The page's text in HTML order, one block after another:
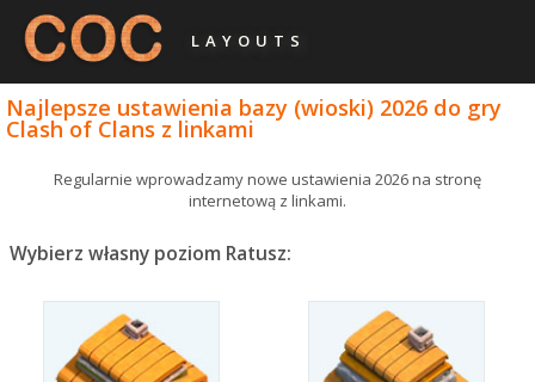
LAYOUTS
Najlepsze ustawienia bazy (wioski) 2026 do gry
Clash of Clans z linkami
Regularnie wprowadzamy nowe ustawienia 2026 na stronę
internetową z linkami.
Wybierz własny poziom Ratusz: